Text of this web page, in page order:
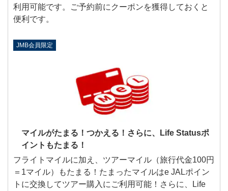
利用可能です。ご予約前にクーポンを獲得しておくと
便利です。
JMB会員限定
マイルがたまる！つかえる！さらに、Life Statusポ
イントもたまる！
フライトマイルに加え、ツアーマイル（旅行代金100円
＝1マイル）もたまる！たまったマイルはe JALポイン
トに交換してツアー購入にご利用可能！さらに、Life